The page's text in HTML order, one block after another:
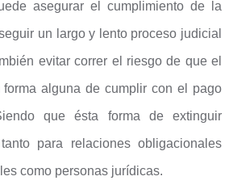
asegurar el cumplimiento de la
un largo y lento proceso judicial
evitar correr el riesgo de que el
alguna de cumplir con el pago
que ésta forma de extinguir
para relaciones obligacionales
como personas jurídicas.